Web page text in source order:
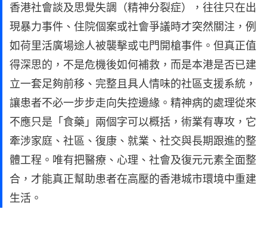
香港社會談及思覺失調（精神分裂症），往往只在出
現暴力事件、住院個案或社會爭議時才突然關注，例
如荷里活廣場途人被襲擊或屯門開槍事件。但真正值
得深思的，不是危機後如何補救，而是本港是否已建
立一套足夠前移、完整且具人情味的社區支援系統，
讓患者不必一步步走向失控邊緣。精神病的處理從來
不應只是「食藥」兩個字可以概括，術業有專攻，它
牽涉家庭、社區、復康、就業、社交與長期跟進的整
體工程。唯有把醫療、心理、社會及復元元素全面整
合，才能真正幫助患者在高壓的香港城市環境中重建
生活。